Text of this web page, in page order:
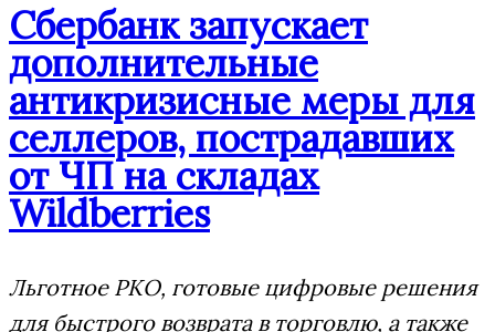
Сбербанк запускает
дополнительные
антикризисные меры для
селлеров, пострадавших
от ЧП на складах
Wildberries
Льготное РКО, готовые цифровые решения
для быстрого возврата в торговлю, а также